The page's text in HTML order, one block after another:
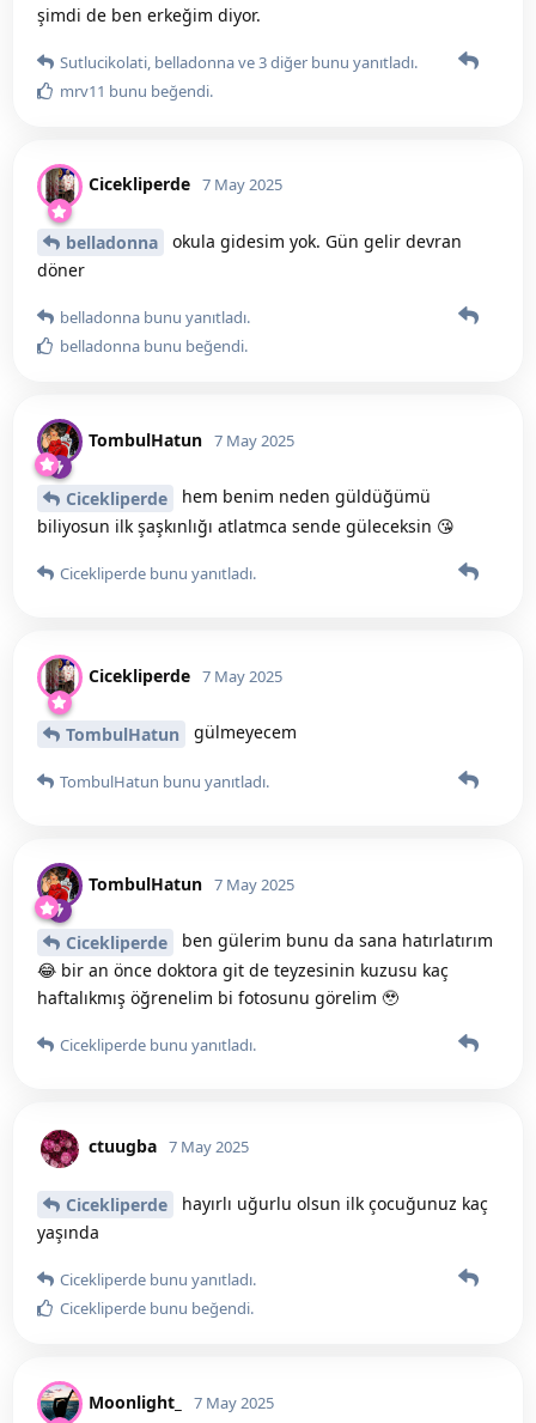
şimdi de ben erkeğim diyor.
Sutlucikolati belladonnave3diğer bunu yanıtladı.
mrv11 bunu beğendi.
Cicekliperde 7 May 2025
belladonna
okula gidesim yok. Gün gelir devran
döner
belladonna bunu yanıtladı.
belladonna bunu beğendi.
TombulHatun 7 May 2025
Cicekliperde
hem benim neden güldüğümü
biliyosun ilk şaşkınlığı atlatmca sende güleceksin 😘
Cicekliperde bunu yanıtladı.
Cicekliperde 7 May 2025
TombulHatun gülmeyecem
TombulHatun bunu yanıtladı.
TombulHatun 7 May 2025
Cicekliperde
ben gülerim bunu da sana hatırlatırım
😂 bir an önce doktora git de teyzesinin kuzusu kaç
haftalıkmış öğrenelim bi fotosunu görelim 🥹
Cicekliperde bunu yanıtladı.
ctuugba 7 May 2025
Cicekliperde
hayırlı uğurlu olsun ilk çocuğunuz kaç
yaşında
Cicekliperde bunu yanıtladı.
Cicekliperde bunu beğendi.
Moonlight_ 7 May 2025